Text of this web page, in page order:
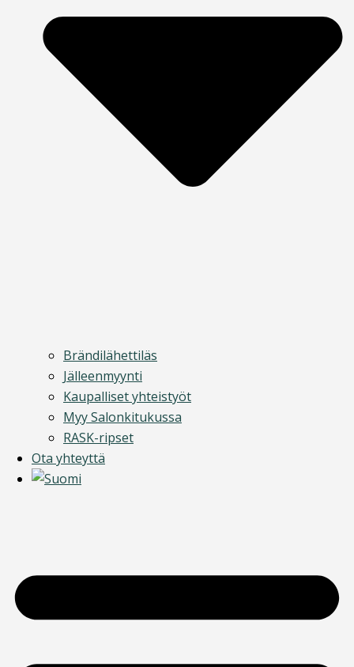
Brändilähettiläs
Jälleenmyynti
Kaupalliset yhteistyöt
Myy Salonkitukussa
RASK-ripset
Ota yhteyttä